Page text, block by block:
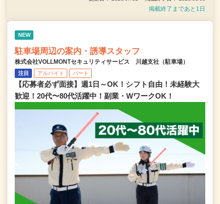
掲載終了まであと1日
NEW
駐車場周辺の案内・誘導スタッフ
株式会社VOLLMONTセキュリティサービス 川越支社（駐車場）
注目 アルバイト パート
【応募者必ず面接】週1日～OK！シフト自由！未経験大
歓迎！20代〜80代活躍中！副業・WワークOK！